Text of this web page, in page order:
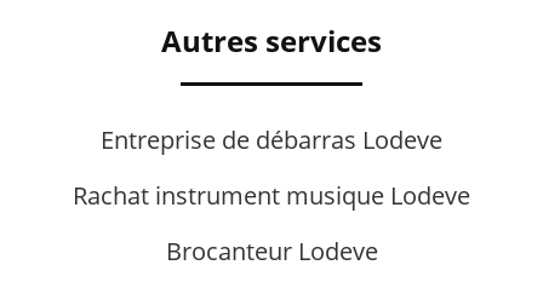
Autres services
Entreprise de débarras Lodeve
Rachat instrument musique Lodeve
Brocanteur Lodeve